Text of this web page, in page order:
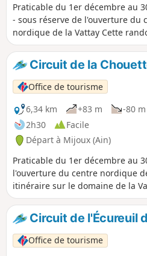
Praticable du 1er décembre au
- sous réserve de l'ouverture du
nordique de la Vattay Cette
sur le plateau du Jura, dans un
espace dédié aux activités
nous mène jusqu'au sommet de
Gélinotte, d'où la vue sur les
Mont Blanc est absolument
balisage (piquets violets et
indicateurs) est très bien fait.Très
itinéraire sur le domaine de la
traversant la Réserve Naturelle
Nationale de la Haute Chaîne du
(vous devez respecter la
en vigueur). L'accès au site de la
est payant.
Circuit de la
Office de tourisme
6,34 km
+83 m
-80 m
2h30
Facile
Départ à Mijoux (Ain)
Praticable du 1er décembre au
l'ouverture du centre nordique
itinéraire sur le domaine de la
et jalonné en Violet, accessible
traverse la Réserve Naturelle
du Jura (vous devez respecter
vigueur). L'accès au site de la
Circuit de l'Écureuil
Office de tourisme